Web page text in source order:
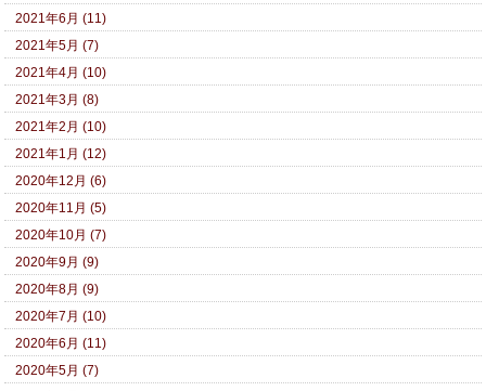
2021年6月 (11)
2021年5月 (7)
2021年4月 (10)
2021年3月 (8)
2021年2月 (10)
2021年1月 (12)
2020年12月 (6)
2020年11月 (5)
2020年10月 (7)
2020年9月 (9)
2020年8月 (9)
2020年7月 (10)
2020年6月 (11)
2020年5月 (7)